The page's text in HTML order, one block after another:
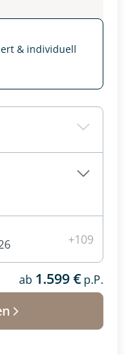
& individuell
+109
ab 1.599 € p.P.
sehr wichtig!
an unseren Server
erklären Sie, dass
Widerrufhinweisezur
haben.